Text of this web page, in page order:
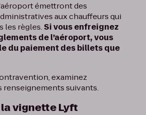
émettront des
aux chauffeurs qui
les règles.Si vous enfreignez
de l’aéroport, vous
du paiement des billets que
examinez
suivants.
vignette Lyft